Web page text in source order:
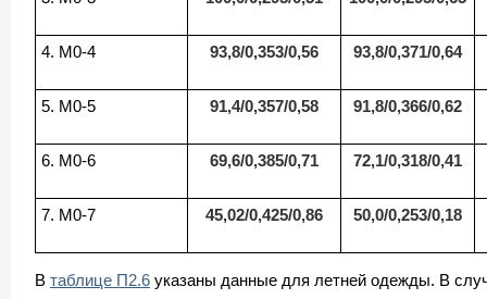
4. М0-4 93,8/0,353/0,56 93,8/0,371/0,64
5. М0-5 91,4/0,357/0,58 91,8/0,366/0,62
6. М0-6 69,6/0,385/0,71 72,1/0,318/0,41
7. М0-7 45,02/0,425/0,86 50,0/0,253/0,18
В таблице П2.6 указаны данные для летней одежды. В